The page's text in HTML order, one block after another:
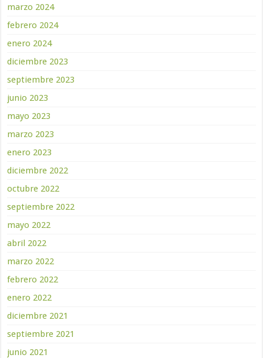
marzo 2024
febrero 2024
enero 2024
diciembre 2023
septiembre 2023
junio 2023
mayo 2023
marzo 2023
enero 2023
diciembre 2022
octubre 2022
septiembre 2022
mayo 2022
abril 2022
marzo 2022
febrero 2022
enero 2022
diciembre 2021
septiembre 2021
junio 2021